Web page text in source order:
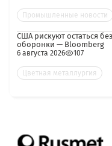
Промышленные новости
США рискуют остаться
оборонки — Bloomberg
6 августа 2026 107
Цветная металлургия